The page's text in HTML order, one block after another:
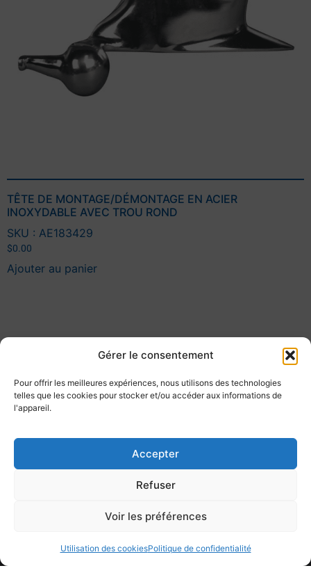
Gérer le consentement
Pour offrir les meilleures expériences, nous utilisons des technologies
telles que les cookies pour stocker et/ou accéder aux informations de
l'appareil.
Accepter
Refuser
Voir les préférences
Utilisation des cookiesPolitique de confidentialité
TÊTE DE MONTAGE/DÉMONTAGE EN ACIER
INOXYDABLE AVEC TROU ROND
SKU : AE183429
$0.00
Ajouter au panier
Québec, QC G1X 4P8
Sans frais: 1-877-744-8181